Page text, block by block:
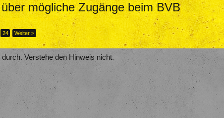
mögliche Zugänge beim BVB
, 30. Juli 2017.
24 Weiter >
Verstehe den Hinweis nicht.